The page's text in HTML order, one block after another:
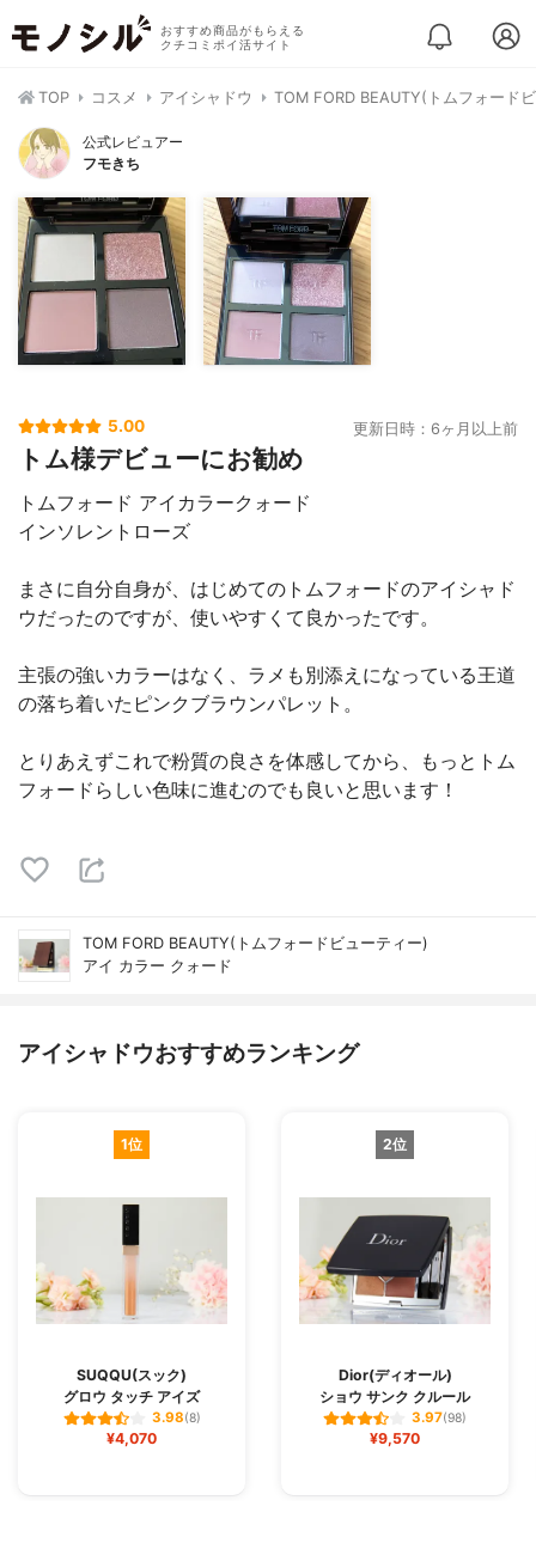
おすすめ商品がもらえる
クチコミポイ活サイト
TOP コスメ アイシャドウ TOM FORD BEAUTY(トムフォード
公式レビュアー
フモきち
5.00 更新日時：6ヶ月以上前
トム様デビューにお勧め
トムフォード アイカラークォード
インソレントローズ
まさに自分自身が、はじめてのトムフォードのアイシャド
ウだったのですが、使いやすくて良かったです。
主張の強いカラーはなく、ラメも別添えになっている王道
の落ち着いたピンクブラウンパレット。
とりあえずこれで粉質の良さを体感してから、もっとトム
フォードらしい色味に進むのでも良いと思います！
TOM FORD BEAUTY(トムフォードビューティー)
アイ カラー クォード
アイシャドウおすすめランキング
1位
SUQQU(スック)
グロウ タッチ アイズ
3.98(8)
¥4,070
2位
Dior(ディオール)
ショウ サンク クルール
3.97(98)
¥9,570